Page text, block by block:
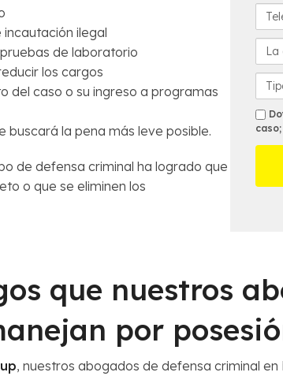
ilegal
de laboratorio
los cargos
del caso o su ingreso a programas
buscará la pena más leve posible.
de defensa criminal ha logrado que
o que se eliminen los
m
r
*
e
l
f
n
o
*
a
o
i
c
i
c
n
a
*
e
t
a
l
s
*
s
m
s
que nuestros
por
, nuestros abogados de defensa criminal